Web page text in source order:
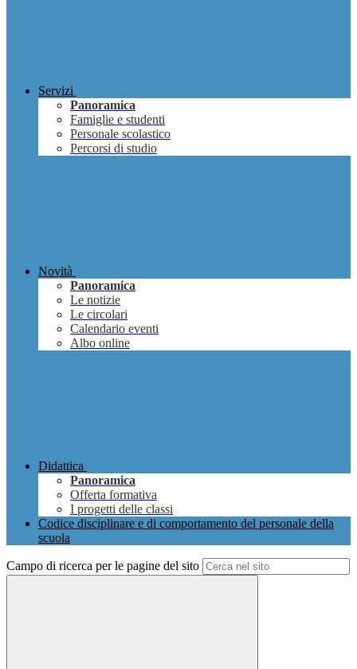
Servizi
Panoramica
Famiglie e studenti
Personale scolastico
Percorsi di studio
Novità
Panoramica
Le notizie
Le circolari
Calendario eventi
Albo online
Didattica
Panoramica
Offerta formativa
I progetti delle classi
Codice disciplinare e di comportamento del personale della
scuola
Campo di ricerca per le pagine del sito